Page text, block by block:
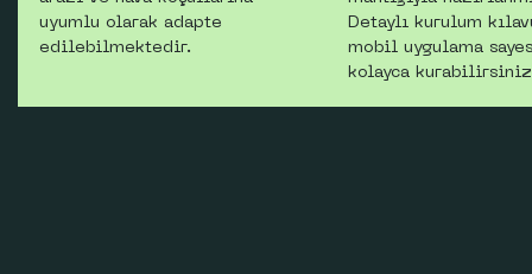
uyumlu olarak adapte
edilebilmektedir.
Detaylı kurulum
mobil uygulama
kolayca